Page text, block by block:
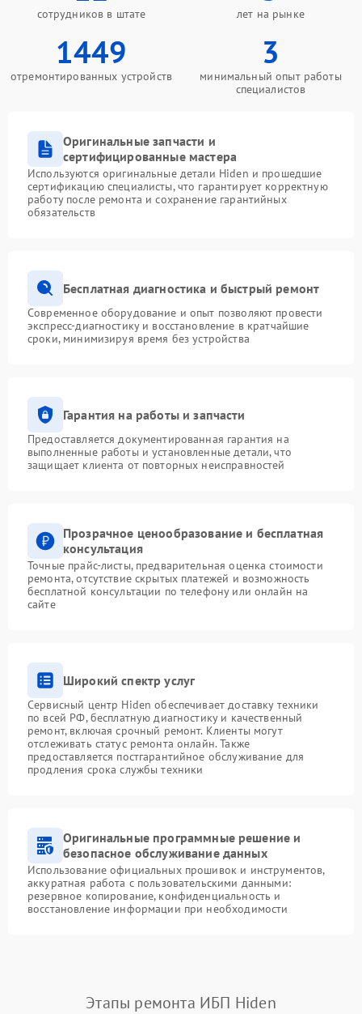
сотрудников в штате лет на рынке
1449
отремонтированных устройств
3
минимальный опыт работы
специалистов
Оригинальные запчасти и
сертифицированные мастера
Используются оригинальные детали Hiden и прошедшие
сертификацию специалисты, что гарантирует корректную
работу после ремонта и сохранение гарантийных
обязательств
Бесплатная диагностика и быстрый ремонт
Современное оборудование и опыт позволяют провести
экспресс-диагностику и восстановление в кратчайшие
сроки, минимизируя время без устройства
Гарантия на работы и запчасти
Предоставляется документированная гарантия на
выполненные работы и установленные детали, что
защищает клиента от повторных неисправностей
Прозрачное ценообразование и бесплатная
консультация
Точные прайс-листы, предварительная оценка стоимости
ремонта, отсутствие скрытых платежей и возможность
бесплатной консультации по телефону или онлайн на
сайте
Широкий спектр услуг
Сервисный центр Hiden обеспечивает доставку техники
по всей РФ, бесплатную диагностику и качественный
ремонт, включая срочный ремонт. Клиенты могут
отслеживать статус ремонта онлайн. Также
предоставляется постгарантийное обслуживание для
продления срока службы техники
Оригинальные программные решение и
безопасное обслуживание данных
Использование официальных прошивок и инструментов,
аккуратная работа с пользовательскими данными:
резервное копирование, конфиденциальность и
восстановление информации при необходимости
Этапы ремонта ИБП Hiden